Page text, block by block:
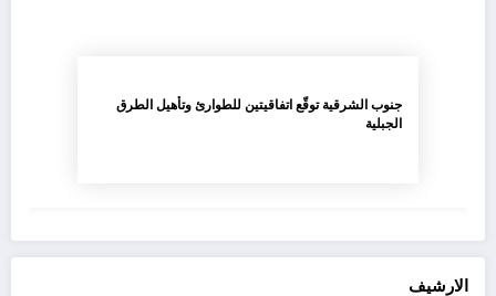
جنوب الشرقية توقّع اتفاقيتين للطوارئ وتأهيل الطرق
الجبلية
الارشيف